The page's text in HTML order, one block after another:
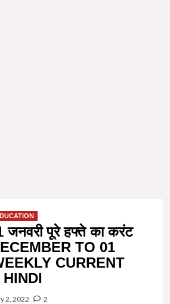
जनवरी पूरे हफ्ते का करंट
TO 01
CURRENT
2, 2022 2